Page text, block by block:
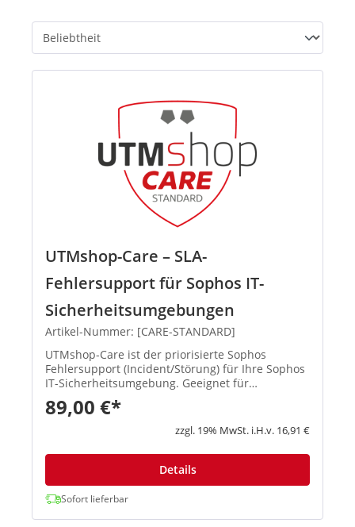
UTMshop-Care – SLA-
Fehlersupport für Sophos IT-
Sicherheitsumgebungen
Artikel-Nummer: [CARE-STANDARD]
UTMshop-Care ist der priorisierte Sophos
Fehlersupport (Incident/Störung) für Ihre Sophos
IT-Sicherheitsumgebung. Geeignet für
Unternehmen, die einen externen Sophos
Support mit SLA und planbaren Reaktionszeiten
benötigen. Sie erhalten definiert...
89,00 €*
zzgl. 19% MwSt. i.H.v. 16,91 €
Details
Sofort lieferbar